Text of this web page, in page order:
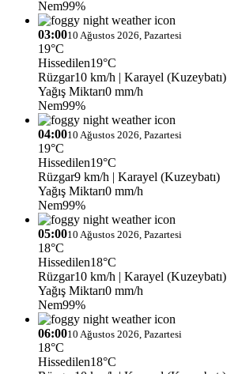
Nem99%
03:0010 Ağustos 2026, Pazartesi
19°C
Hissedilen19°C
Rüzgar10 km/h | Karayel (Kuzeybatı)
Yağış Miktarı0 mm/h
Nem99%
04:0010 Ağustos 2026, Pazartesi
19°C
Hissedilen19°C
Rüzgar9 km/h | Karayel (Kuzeybatı)
Yağış Miktarı0 mm/h
Nem99%
05:0010 Ağustos 2026, Pazartesi
18°C
Hissedilen18°C
Rüzgar10 km/h | Karayel (Kuzeybatı)
Yağış Miktarı0 mm/h
Nem99%
06:0010 Ağustos 2026, Pazartesi
18°C
Hissedilen18°C